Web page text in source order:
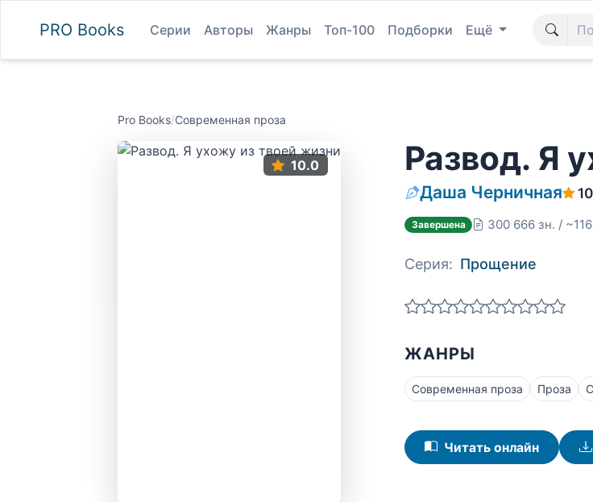
PRO Books Серии Авторы Жанры Топ-100 Подборки Ещё
Pro Books/Современная проза
10.0 Развод. Я
Даша Черничная
Завершена 300 666 зн. /
Серия: Прощение
ЖАНРЫ
Современная проза Проза
Читать онлайн